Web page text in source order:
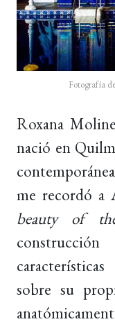
Fotografía
Roxana
nació en
me recordó a
beauty of
sobre su